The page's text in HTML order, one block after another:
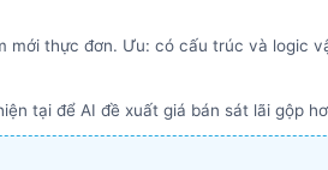
mới thực đơn. Ưu: có cấu trúc và logic
tại để AI đề xuất giá bán sát lãi gộp